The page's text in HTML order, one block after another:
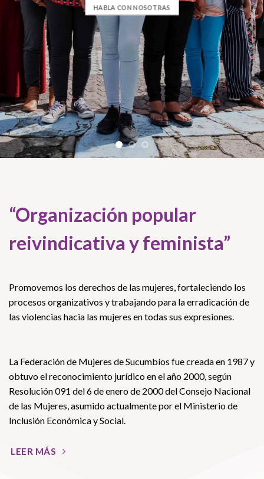
HABLA CON NOSOTRAS
“Organización popular
reivindicativa y feminista”
Promovemos los derechos de las mujeres, fortaleciendo los
procesos organizativos y trabajando para la erradicación de
las violencias hacia las mujeres en todas sus expresiones.
La Federación de Mujeres de Sucumbíos fue creada en 1987 y
obtuvo el reconocimiento jurídico en el año 2000, según
Resolución 091 del 6 de enero de 2000 del Consejo Nacional
de las Mujeres, asumido actualmente por el Ministerio de
Inclusión Económica y Social.
LEER MÁS